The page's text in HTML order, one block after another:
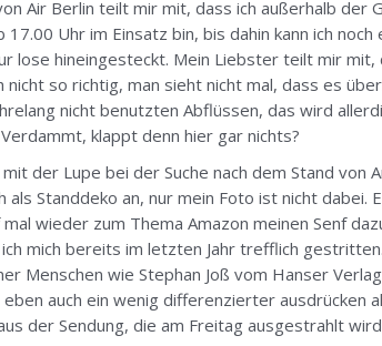
Air Berlin teilt mir mit, dass ich außerhalb der
Uhr im Einsatz bin, bis dahin kann ich
lose hineingesteckt. Mein Liebster teilt mir
so richtig, man sieht nicht mal, dass es
nicht benutzten Abflüssen, das wird
klappt denn hier gar nichts?
der Lupe bei der Suche nach dem Stand von
als Standdeko an, nur mein Foto ist nicht
wieder zum Thema Amazon meinen Senf
mich bereits im letzten Jahr trefflich
Menschen wie Stephan Joß vom Hanser
auch ein wenig differenzierter ausdrücken
der Sendung, die am Freitag ausgestrahlt